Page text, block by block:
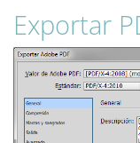
Exportar